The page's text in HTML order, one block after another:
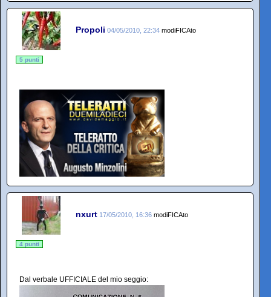
Propoli 04/05/2010, 22:34 modiFICAto
5 punti
nxurt 17/05/2010, 16:36 modiFICAto
4 punti
Dal verbale UFFICIALE del mio seggio: